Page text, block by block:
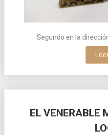
Segundo en la
EL VENERABLE